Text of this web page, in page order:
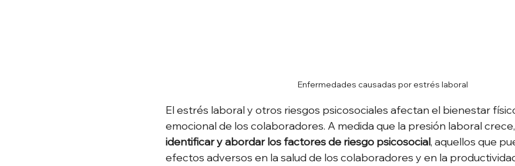
Enfermedades causadas por estrés laboral
El estrés laboral y otros riesgos psicosociales afectan el bienestar
emocional de los colaboradores. A medida que la presión laboral
identificar y abordar los factores de riesgo psicosocial, aquellos que
efectos adversos en la salud de los colaboradores y en la